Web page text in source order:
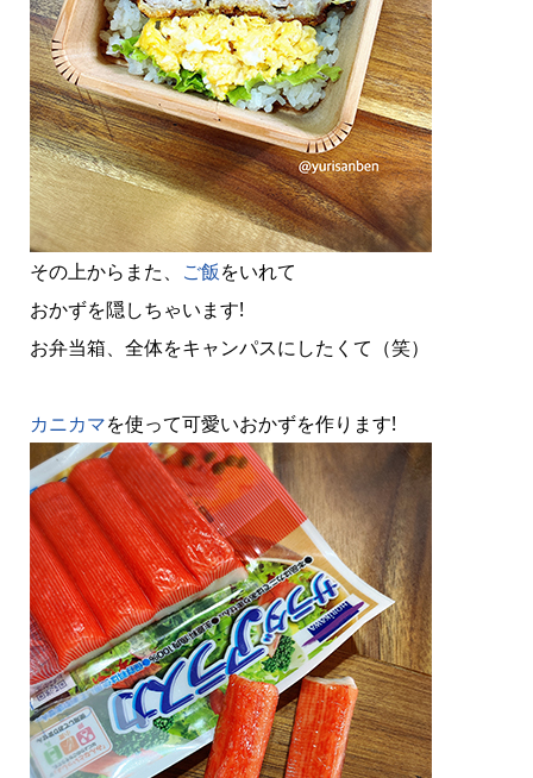
その上からまた、 ご飯をいれて
おかずを隠しちゃいます!
お弁当箱、全体をキャンパスにしたくて（笑）
カニカマを使って可愛いおかずを作ります!